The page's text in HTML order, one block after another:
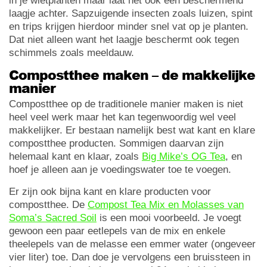
laagje achter. Sapzuigende insecten zoals luizen, spint
en trips krijgen hierdoor minder snel vat op je planten.
Dat niet alleen want het laagje beschermt ook tegen
schimmels zoals meeldauw.
Compostthee maken – de makkelijke
manier
Compostthee op de traditionele manier maken is niet
heel veel werk maar het kan tegenwoordig wel veel
makkelijker. Er bestaan namelijk best wat kant en klare
compostthee producten. Sommigen daarvan zijn
helemaal kant en klaar, zoals Big Mike’s OG Tea, en
hoef je alleen aan je voedingswater toe te voegen.
Er zijn ook bijna kant en klare producten voor
compostthee. De Compost Tea Mix en Molasses van
Soma’s Sacred Soil is een mooi voorbeeld. Je voegt
gewoon een paar eetlepels van de mix en enkele
theelepels van de melasse een emmer water (ongeveer
vier liter) toe. Dan doe je vervolgens een bruissteen in